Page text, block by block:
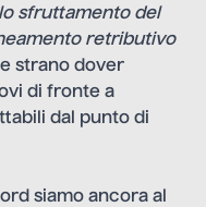
sfruttamento del
retributivo
strano dover
di fronte a
dal punto di
siamo ancora al